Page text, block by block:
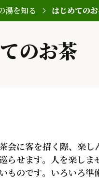
湯を知る はじめての
のお茶
会に客を招く際、楽
らせます。人を楽し
ものです。いろいろ準